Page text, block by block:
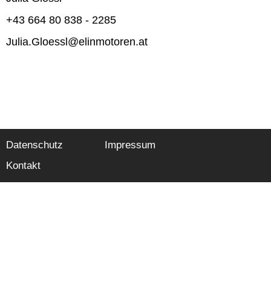
+43 664 80 838 - 2285
Julia.Gloessl@elinmotoren.at
Datenschutz
Impressum
Kontakt